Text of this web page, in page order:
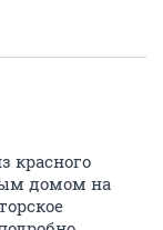
красного
домом на